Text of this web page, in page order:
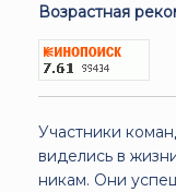
Возрастная
Участники
виделись в
никам. Они